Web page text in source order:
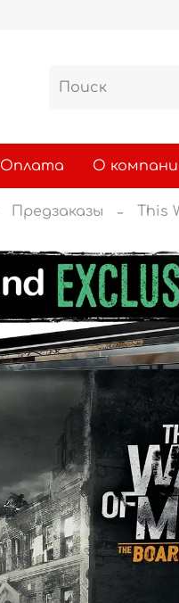
Оплата О
Предзаказы This